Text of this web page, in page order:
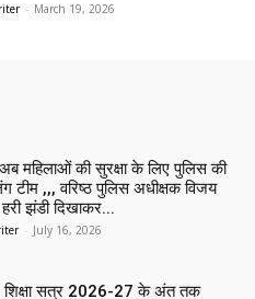
- March 19, 2026
महिलाओं की सुरक्षा के लिए पुलिस की
टीम ,,, वरिष्ठ पुलिस अधीक्षक विजय
झंडी दिखाकर...
- July 16, 2026
शिक्षा सत्र 2026-27 के अंत तक